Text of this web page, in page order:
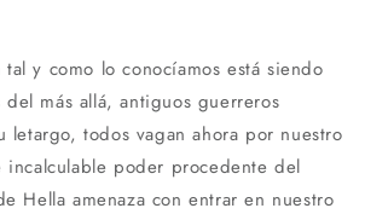
y como lo conocíamos está siendo
más allá, antiguos guerreros
letargo, todos vagan ahora por nuestro
incalculable poder procedente del
Hella amenaza con entrar en nuestro